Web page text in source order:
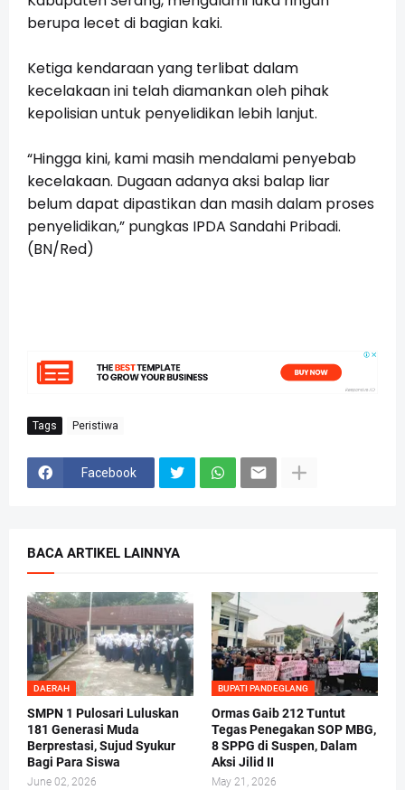
berupa lecet di bagian kaki.
Ketiga kendaraan yang terlibat dalam
kecelakaan ini telah diamankan oleh pihak
kepolisian untuk penyelidikan lebih lanjut.
“Hingga kini, kami masih mendalami penyebab
kecelakaan. Dugaan adanya aksi balap liar
belum dapat dipastikan dan masih dalam proses
penyelidikan,” pungkas IPDA Sandahi Pribadi.
(BN/Red)
Tags Peristiwa
Facebook
BACA ARTIKEL LAINNYA
DAERAH
SMPN 1 Pulosari Luluskan
181 Generasi Muda
Berprestasi, Sujud Syukur
Bagi Para Siswa
June 02, 2026
BUPATI PANDEGLANG
Ormas Gaib 212 Tuntut
Tegas Penegakan SOP MBG,
8 SPPG di Suspen, Dalam
Aksi Jilid II
May 21, 2026